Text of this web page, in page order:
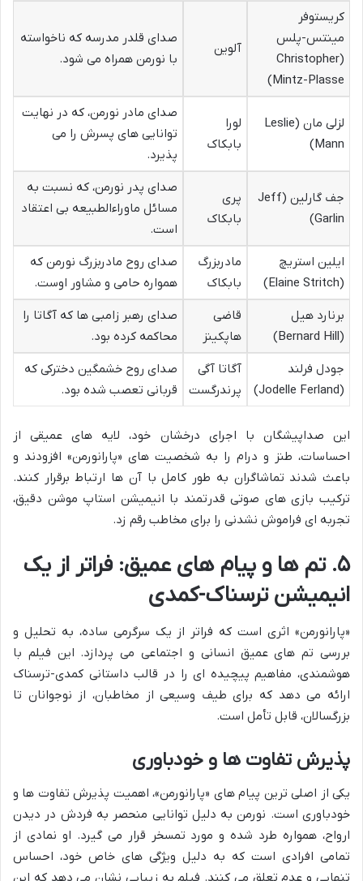
کریستوفر
مینتس-پلس
(Christopher
Mintz-Plasse)
آلوین
صدای قلدر مدرسه که ناخواسته
با نورمن همراه می شود.
لزلی مان (Leslie
Mann)
لورا
بابکاک
صدای مادر نورمن، که در نهایت
توانایی های پسرش را می
پذیرد.
جف گارلین (Jeff
Garlin)
پری
بابکاک
صدای پدر نورمن، که نسبت به
مسائل ماوراءالطبیعه بی اعتقاد
است.
ایلین استریچ
(Elaine Stritch)
مادربزرگ
بابکاک
صدای روح مادربزرگ نورمن که
همواره حامی و مشاور اوست.
برنارد هیل
(Bernard Hill)
قاضی
هاپکینز
صدای رهبر زامبی ها که آگاتا را
محاکمه کرده بود.
جودل فرلند
(Jodelle Ferland)
آگاتا آگی
پرندرگست
صدای روح خشمگین دخترکی که
قربانی تعصب شده بود.
این صداپیشگان با اجرای درخشان خود، لایه های عمیقی از
احساسات، طنز و درام را به شخصیت های «پارانورمن» افزودند و
باعث شدند تماشاگران به طور کامل با آن ها ارتباط برقرار کنند.
ترکیب بازی های صوتی قدرتمند با انیمیشن استاپ موشن دقیق،
تجربه ای فراموش نشدنی را برای مخاطب رقم زد.
۵. تم ها و پیام های عمیق: فراتر از یک
انیمیشن ترسناک-کمدی
«پارانورمن» اثری است که فراتر از یک سرگرمی ساده، به تحلیل و
بررسی تم های عمیق انسانی و اجتماعی می پردازد. این فیلم با
هوشمندی، مفاهیم پیچیده ای را در قالب داستانی کمدی-ترسناک
ارائه می دهد که برای طیف وسیعی از مخاطبان، از نوجوانان تا
بزرگسالان، قابل تأمل است.
پذیرش تفاوت ها و خودباوری
یکی از اصلی ترین پیام های «پارانورمن»، اهمیت پذیرش تفاوت ها و
خودباوری است. نورمن به دلیل توانایی منحصر به فردش در دیدن
ارواح، همواره طرد شده و مورد تمسخر قرار می گیرد. او نمادی از
تمامی افرادی است که به دلیل ویژگی های خاص خود، احساس
تنهایی و عدم تعلق می کنند. فیلم به زیبایی نشان می دهد که این